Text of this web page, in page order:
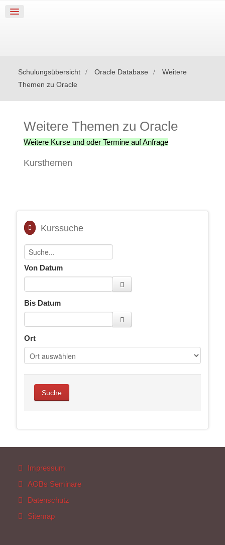
Schulungsübersicht Oracle Database
Weitere
Themen zu Oracle
Weitere Themen zu Oracle
Weitere Kurse und oder Termine auf Anfrage
Kursthemen
Kurssuche
Von Datum
Bis Datum
Ort
Impressum
AGBs Seminare
Datenschutz
Sitemap